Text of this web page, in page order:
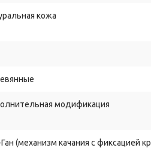
кожа
модификация
(механизм качания с фиксацией